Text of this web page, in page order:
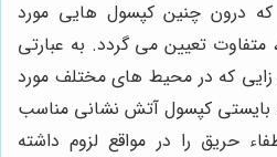
درون چنین کپسول هایی مورد
متفاوت تعیین می گردد. به عبارتی
زایی که در محیط های مختلف مورد
بایستی کپسول آتش نشانی مناسب
حریق را در مواقع لزوم داشته